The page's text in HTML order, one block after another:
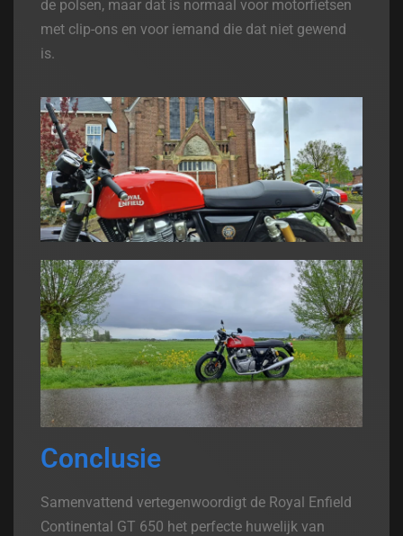
de polsen, maar dat is normaal voor motorfietsen
met clip-ons en voor iemand die dat niet gewend
is.
Conclusie
Samenvattend vertegenwoordigt de Royal Enfield
Continental GT 650 het perfecte huwelijk van